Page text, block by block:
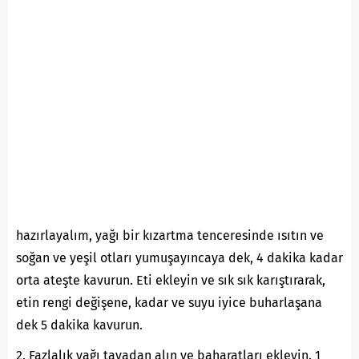
hazırlayalım, yağı bir kızartma tenceresinde ısıtın ve
soğan ve yeşil otları yumuşayıncaya dek, 4 dakika kadar
orta ateşte kavurun. Eti ekleyin ve sık sık karıştırarak,
etin rengi değişene, kadar ve suyu iyice buharlaşana
dek 5 dakika kavurun.
2. Fazlalık yağı tavadan alın ve baharatları ekleyin. 1